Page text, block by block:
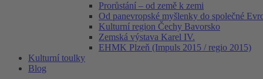
Prorůstání – od země k zemi
Od panevropské myšlenky do společné
Kulturní region Čechy Bavorsko
Zemská výstava Karel IV.
EHMK Plzeň (Impuls 2015 / regio 2015)
Kulturní toulky
Blog